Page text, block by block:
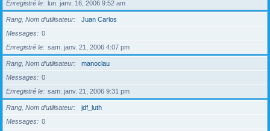
Enregistré le
lun. janv. 16, 2006 9:52 am
Rang, Nom d’utilisateur
Juan Carlos
Messages
0
Enregistré le
sam. janv. 21, 2006 4:07 pm
Rang, Nom d’utilisateur
manoclau
Messages
0
Enregistré le
sam. janv. 21, 2006 9:31 pm
Rang, Nom d’utilisateur
jdf_luth
Messages
0